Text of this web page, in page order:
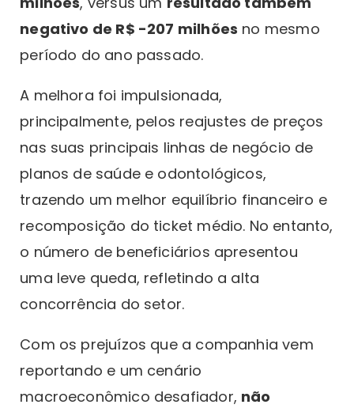
negativo de R$ -207 milhões no mesmo
período do ano passado.
A melhora foi impulsionada,
principalmente, pelos reajustes de preços
nas suas principais linhas de negócio de
planos de saúde e odontológicos,
trazendo um melhor equilíbrio financeiro e
recomposição do ticket médio. No entanto,
o número de beneficiários apresentou
uma leve queda, refletindo a alta
concorrência do setor.
Com os prejuízos que a companhia vem
reportando e um cenário
macroeconômico desafiador, não